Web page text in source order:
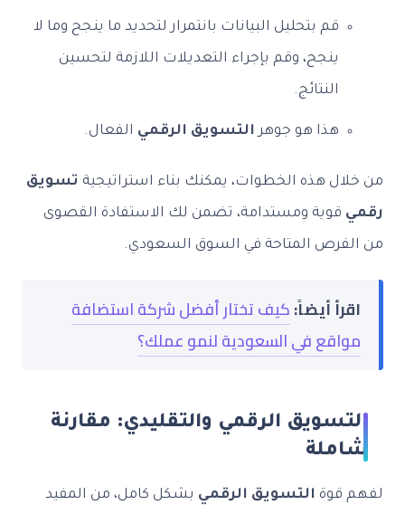
قم بتحليل البيانات بانتمرار لتحديد ما ينجح وما لا
ينجح، وقم بإجراء التعديلات اللازمة لتحسين
النتائج.
هذا هو جوهرالتسويق الرقمي الفعال.
من خلال هذه الخطوات، يمكنك بناء استراتيجية تسويق
رقمي قوية ومستدامة، تضمن لك الاستفادة القصوى
من الفرص المتاحة في السوق السعودي.
اقرأ أيضاً:كيف تختار أفضل شركة استضافة
مواقع في السعودية لنمو عملك؟
التسويق الرقمي والتقليدي: مقارنة
شاملة
لفهم قوة التسويق الرقمي بشكل كامل، من المفيد